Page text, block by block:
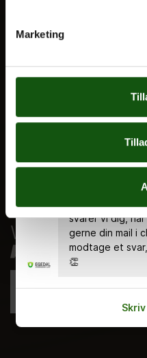
Marketing
Kontakt
Tal og Oplysninger
Tilgængelighedserklæring
8.00 - 18.00 🤗
svarer vi dig,
gerne din mail i
modtage et
👏